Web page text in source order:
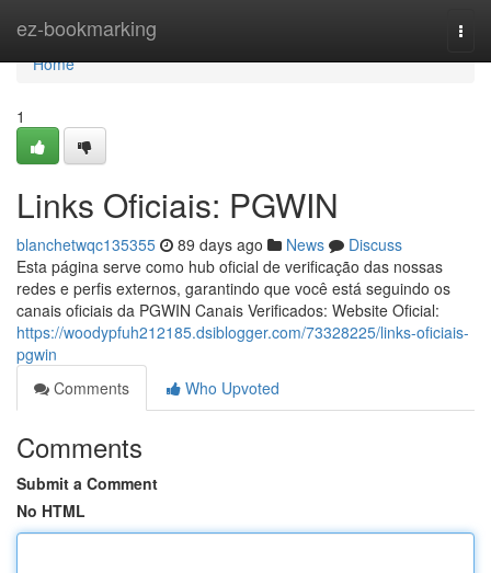
ez-bookmarking
Home
Home
1
Links Oficiais: PGWIN
blanchetwqc135355 89 days ago News
Discuss
Esta página serve como hub oficial de verificação das nossas
redes e perfis externos, garantindo que você está seguindo os
canais oficiais da PGWIN Canais Verificados: Website Oficial:
https://woodypfuh212185.dsiblogger.com/73328225/links-oficiais-
pgwin
Comments
Who Upvoted
Comments
Submit a Comment
No HTML